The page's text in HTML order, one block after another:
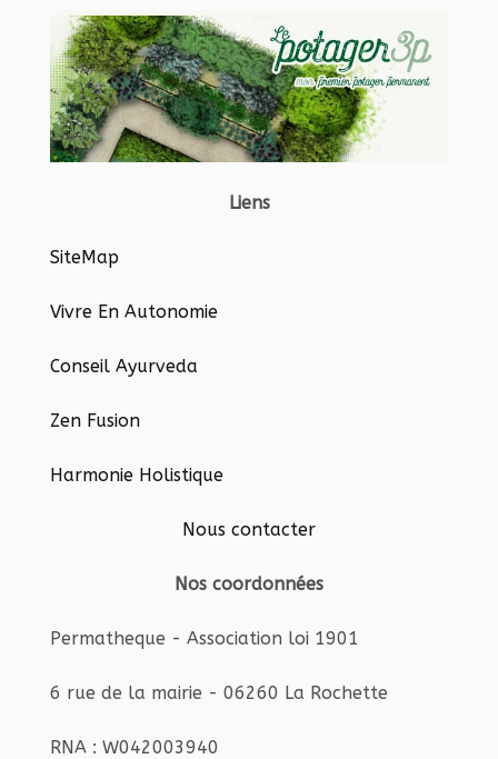
Liens
SiteMap
Vivre En Autonomie
Conseil Ayurveda
Zen Fusion
Harmonie Holistique
Nous contacter
Nos coordonnées
Permatheque - Association loi 1901
6 rue de la mairie - 06260 La Rochette
RNA : W042003940